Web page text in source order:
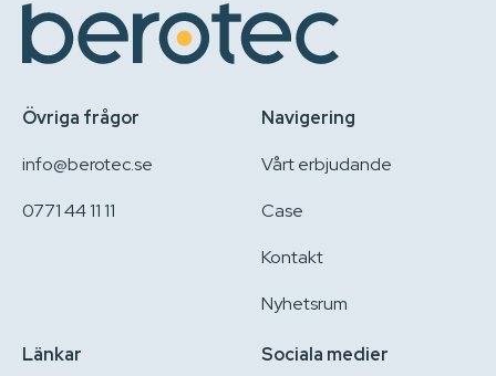
Övriga frågor
info@berotec.se
0771 44 11 11
Navigering
Vårt erbjudande
Case
Kontakt
Nyhetsrum
Länkar Sociala medier